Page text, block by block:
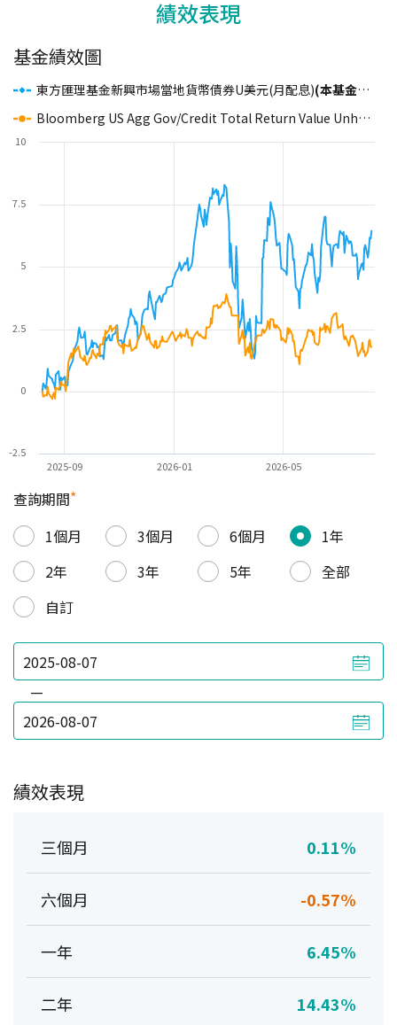
績效表現
基金績效圖
東方匯理基金新興市場當地貨幣債券U美元(月配息)(本基金之配息來源可能為本金)
Bloomberg US Agg Gov/Credit Total Return Value Unhedged USD
2026-01
2025-09 2026-05
-2.5
0
2.5
5
7.5
10
查詢期間*
1個月
3個月 6個月
1年
2年
3年 5年
全部
自訂
—
績效表現
三個月 0.11%
六個月 -0.57%
一年 6.45%
二年 14.43%